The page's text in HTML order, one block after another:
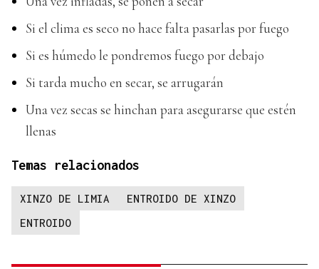
Si el clima es seco no hace falta pasarlas por fuego
Si es húmedo le pondremos fuego por debajo
Si tarda mucho en secar, se arrugarán
Una vez secas se hinchan para asegurarse que estén
llenas
Temas relacionados
XINZO DE LIMIA
ENTROIDO DE XINZO
ENTROIDO